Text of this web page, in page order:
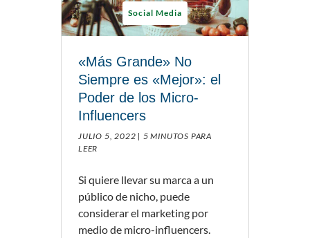
Social Media
«Más Grande» No
Siempre es «Mejor»: el
Poder de los Micro-
Influencers
JULIO 5, 2022 | 5 MINUTOS PARA
LEER
Si quiere llevar su marca a un
público de nicho, puede
considerar el marketing por
medio de micro-influencers.